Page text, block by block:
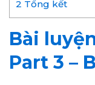
2 Tổng kết
Bài
Part 3 –